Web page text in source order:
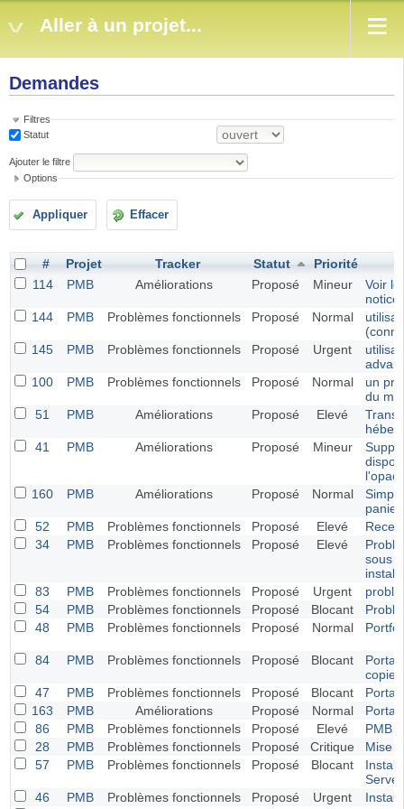
Aller à un projet...
Demandes
Filtres
Statut
Ajouter le filtre
Options
Appliquer Effacer
# Projet Tracker Statut
Priorité
114
PMB Améliorations Proposé Mineur
Voir
notice
144
PMB Problèmes fonctionnels Proposé Normal
145
PMB Problèmes fonctionnels Proposé Urgent
100
PMB Problèmes fonctionnels Proposé Normal
un
du
51
PMB Améliorations Proposé Elevé
41
PMB Améliorations Proposé Mineur
l'opac.
160
PMB Améliorations Proposé Normal
52
PMB Problèmes fonctionnels Proposé Elevé
34
PMB Problèmes fonctionnels Proposé Elevé
sous
83
PMB Problèmes fonctionnels Proposé Urgent
54
PMB Problèmes fonctionnels Proposé Blocant
48
PMB Problèmes fonctionnels Proposé Normal
84 PMB Problèmes fonctionnels Proposé Blocant
47
PMB Problèmes fonctionnels Proposé Blocant
Portail
163
PMB Améliorations Proposé Normal
Portail
86
PMB Problèmes fonctionnels Proposé Elevé
PMB
28
PMB Problèmes fonctionnels Proposé Critique
Mise
57
PMB Problèmes fonctionnels Proposé Blocant
46
PMB Problèmes fonctionnels Proposé Urgent